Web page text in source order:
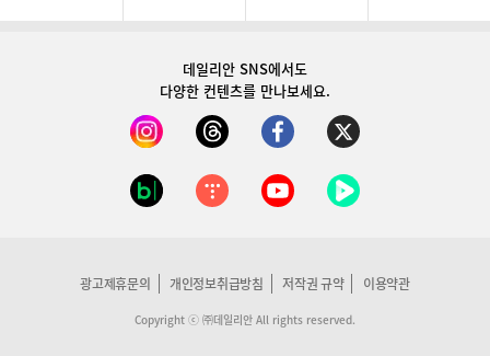
데일리안 SNS에서도
다양한 컨텐츠를 만나보세요.
광고제휴문의 개인정보취급방침 저작권 규약 이용약관
Copyright ⓒ ㈜데일리안 All rights reserved.